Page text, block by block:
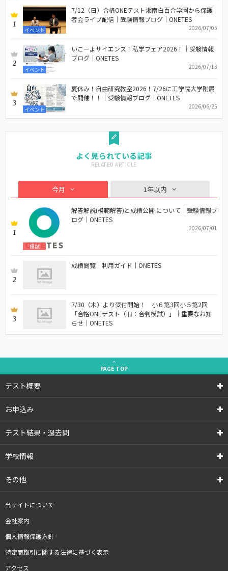
1
イベント
7/12（日）合格ONEテスト湘南白百合学園から保護
者会ライブ配信｜受験情報ブログ｜ONETES
2026/07/05
2
イベント
いこーよサイエンス！私学フェア2026！｜受験情報
ブログ｜ONETES
2026/07/13
3
イベント
夏休み！自由研究教室2026！7/26に工学院大学附属
で開催！！｜受験情報ブログ｜ONETES
2026/06/25
よく見られている記事
今月 1年以内
1
模試
解答解説(模範解答)と成績公開 について｜受験情報ブ
ログ｜ONETES
2026/07/01
2
成績閲覧｜利用ガイド｜ONETES
3
7/30（木）より受付開始！ 小６第3回小５第2回
「合格ONEテスト（旧：合判模試）」｜重要なお知
らせ｜ONETES
PAGE TOP
テスト概要
お申込み
テスト結果・過去問
学校情報
その他
当サイトについて
会社案内
個人情報保護方針
特定商取引に関する法律に基づく表示
アクセス